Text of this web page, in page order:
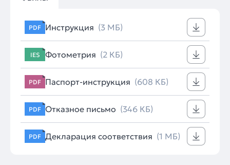
PDF Инструкция (3 МБ)
IES Фотометрия (2 КБ)
PDF Паспорт-инструкция (608 КБ)
PDF Отказное письмо (346 КБ)
PDF Декларация соответствия (1 МБ)